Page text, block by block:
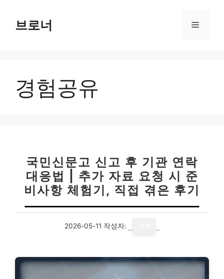
브로너 메
경험공유
국민신문고 신고 후 기관 연락
대응법 | 추가 자료 요청 시 준
비사항 체험기, 직접 겪은 후기
2026-05-11 작성자: